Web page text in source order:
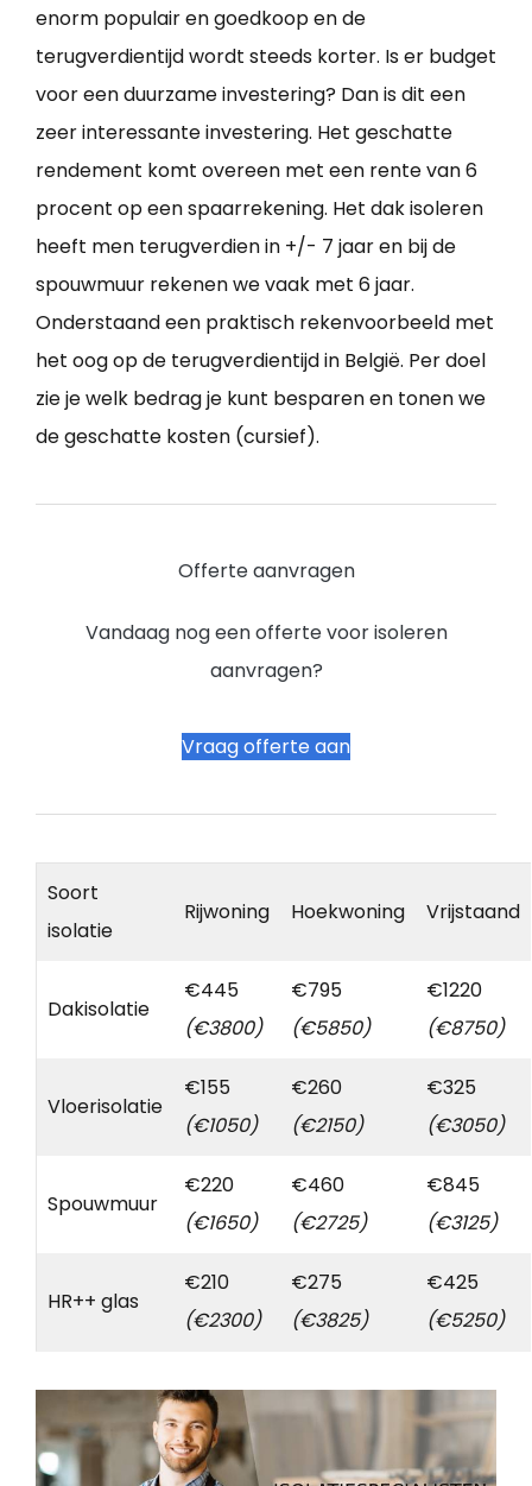
enorm populair en goedkoop en de
terugverdientijd wordt steeds korter. Is er budget
voor een duurzame investering? Dan is dit een
zeer interessante investering. Het geschatte
rendement komt overeen met een rente van 6
procent op een spaarrekening. Het dak isoleren
heeft men terugverdien in +/- 7 jaar en bij de
spouwmuur rekenen we vaak met 6 jaar.
Onderstaand een praktisch rekenvoorbeeld met
het oog op de terugverdientijd in België. Per doel
zie je welk bedrag je kunt besparen en tonen we
de geschatte kosten (cursief).
Offerte aanvragen
Vandaag nog een offerte voor isoleren
aanvragen?
Vraag offerte aan
Soort
isolatie
Rijwoning Hoekwoning Vrijstaand
Dakisolatie
€445
(€3800)
€795
(€5850)
€1220
(€8750)
Vloerisolatie
€155
(€1050)
€260
(€2150)
€325
(€3050)
Spouwmuur
€220
(€1650)
€460
(€2725)
€845
(€3125)
HR++ glas
€210
(€2300)
€275
(€3825)
€425
(€5250)